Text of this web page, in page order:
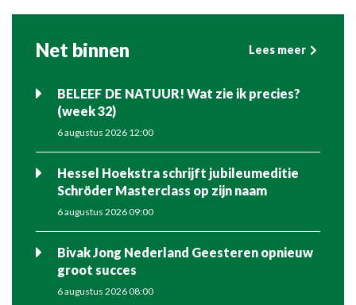
Net binnen Lees meer
BELEEF DE NATUUR! Wat zie ik precies?
(week 32)
6 augustus 2026 12:00
Hessel Hoekstra schrijft jubileumeditie
Schröder Masterclass op zijn naam
6 augustus 2026 09:00
Bivak Jong Nederland Geesteren opnieuw
groot succes
6 augustus 2026 08:00